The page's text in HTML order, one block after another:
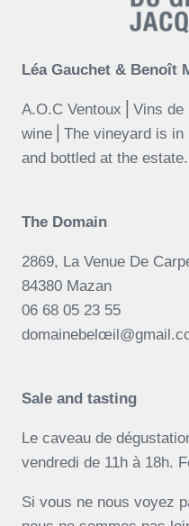
Léa Gauchet & Benoît
A.O.C Ventoux⎪Vins
wine⎪The vineyard is
and bottled at the estate.
The Domain
2869, La Venue De
84380 Mazan
06 68 05 23 55
Sale and tasting
Le caveau de
vendredi de 11h à 18h.
Si vous ne nous voyez